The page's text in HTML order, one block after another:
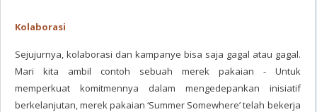
Kolaborasi
Sejujurnya, kolaborasi dan kampanye bisa saja gagal atau gagal.
Mari kita ambil contoh sebuah merek pakaian - Untuk
memperkuat komitmennya dalam mengedepankan inisiatif
berkelanjutan, merek pakaian ‘Summer Somewhere’ telah bekerja